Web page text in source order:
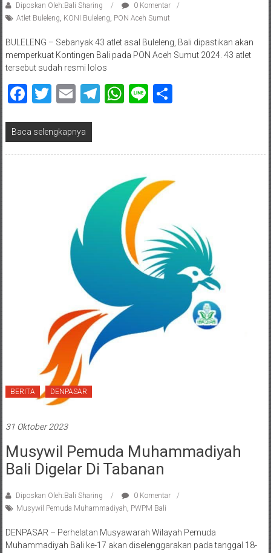
Diposkan Oleh:Bali Sharing
0 Komentar
Atlet Buleleng KONI Buleleng PON Aceh Sumut
BULELENG – Sebanyak 43 atlet asal Buleleng, Bali dipastikan akan
memperkuat Kontingen Bali pada PON Aceh Sumut 2024. 43 atlet
tersebut sudah resmi lolos
Facebook
Twitter
EmailTelegram
WhatsApp
LineShare
Baca selengkapnya
BERITA DENPASAR
31 Oktober 2023
Musywil Pemuda Muhammadiyah
Bali Digelar Di Tabanan
Diposkan Oleh:Bali Sharing
0 Komentar
Musywil Pemuda Muhammadiyah PWPM Bali
DENPASAR – Perhelatan Musyawarah Wilayah Pemuda
Muhammadiyah Bali ke-17 akan diselenggarakan pada tanggal 18-